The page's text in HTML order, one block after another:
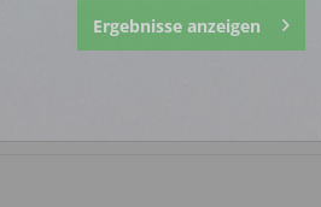
Ergebnisse anzeigen